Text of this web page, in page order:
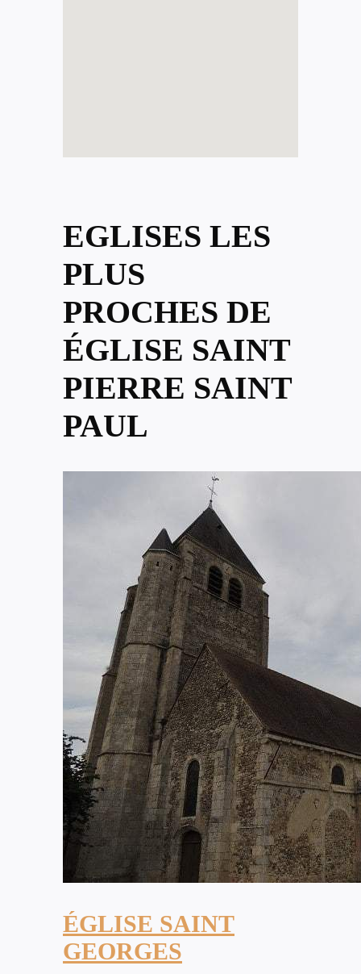
EGLISES LES
PLUS
PROCHES DE
ÉGLISE SAINT
PIERRE SAINT
PAUL
ÉGLISE SAINT
GEORGES